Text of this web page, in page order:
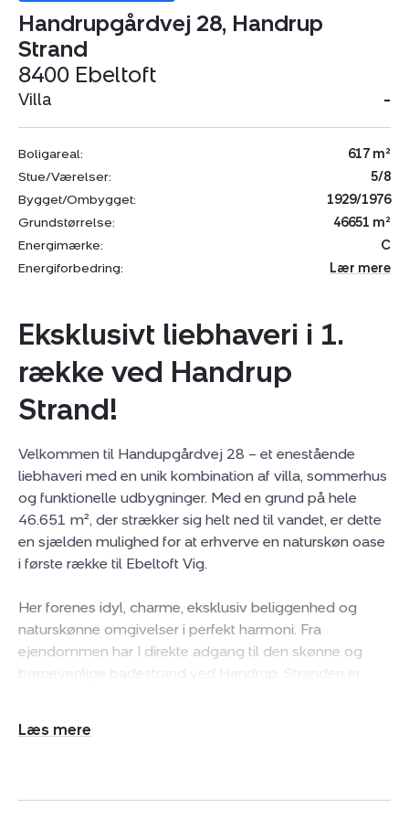
Handrupgårdvej 28, Handrup
Strand
8400 Ebeltoft
Villa -
Boligareal:
617 m²
Stue/Værelser:
5/8
Bygget/Ombygget:
1929/1976
Grundstørrelse:
46651 m²
Energimærke:
C
Energiforbedring:
Lær mere
Eksklusivt liebhaveri i 1.
række ved Handrup
Strand!
Velkommen til Handupgårdvej 28 – et enestående
liebhaveri med en unik kombination af villa, sommerhus
og funktionelle udbygninger. Med en grund på hele
46.651 m², der strækker sig helt ned til vandet, er dette
en sjælden mulighed for at erhverve en naturskøn oase
i første række til Ebeltoft Vig.
Her forenes idyl, charme, eksklusiv beliggenhed og
naturskønne omgivelser i perfekt harmoni. Fra
ejendommen har I direkte adgang til den skønne og
børnevenlige badestrand ved Handrup. Stranden er
grundejerforeningen. Her kan I opleve små joller og
Ejendommen præsenterer sig særdeles velholdt og